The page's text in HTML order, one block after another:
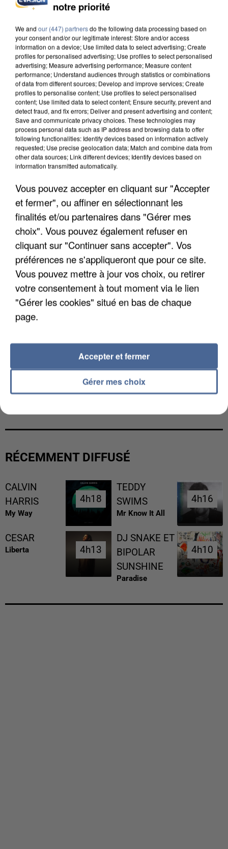
MAFIA INTERPELLÉ EN ALGÉRIE
UN SECOND CADRE DE LA DZ MAFIA
INTERPELLÉ EN ALGÉRIE
UNE TOURISTE DE L’OISE EMPORTÉE PAR UNE
RÉCEMMENT DIFFUSÉ
CALVIN
HARRIS
My Way
4h18
4h18
TEDDY
SWIMS
Mr Know It All
4h16
4h16
CESAR
Liberta 4h13
4h13
DJ SNAKE ET
BIPOLAR
SUNSHINE
Paradise
4h10
4h10
notre priorité
We and our (447) partnersdo the following data processing based on
your consent and/or our legitimate interest: Store and/or access
information on a device; Use limited data to select advertising; Create
profiles for personalised advertising; Use profiles to select personalised
advertising; Measure advertising performance; Measure content
performance; Understand audiences through statistics or combinations
of data from different sources; Develop and improve services; Create
profiles to personalise content; Use profiles to select personalised
content; Use limited data to select content; Ensure security, prevent and
detect fraud, and fix errors; Deliver and present advertising and content;
Save and communicate privacy choices. These technologies may
process personal data such as IP address and browsing data to offer
following functionalities: Identify devices based on information actively
requested; Use precise geolocation data; Match and combine data from
other data sources; Link different devices; Identify devices based on
information transmitted automatically.
Vous pouvez accepter en cliquant sur "Accepter
et fermer", ou affiner en sélectionnant les
finalités et/ou partenaires dans "Gérer mes
choix". Vous pouvez également refuser en
cliquant sur "Continuer sans accepter". Vos
préférences ne s'appliqueront que pour ce site.
Vous pouvez mettre à jour vos choix, ou retirer
votre consentement à tout moment via le lien
"Gérer les cookies" situé en bas de chaque
page.
Gérer mes choix
Accepter et fermer